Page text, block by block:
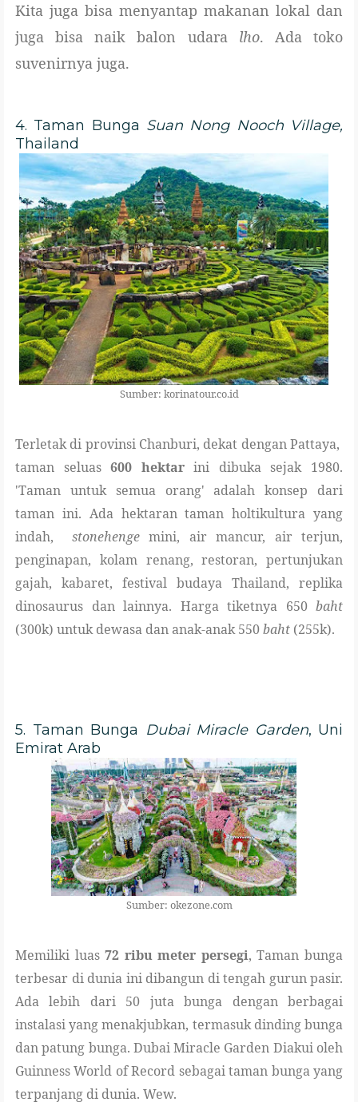
Kita juga bisa menyantap makanan lokal dan
juga bisa naik balon udara lho. Ada toko
suvenirnya juga.
4. Taman Bunga Suan Nong Nooch Village,
Thailand
Sumber: korinatour.co.id
Terletak di provinsi Chanburi, dekat dengan Pattaya,
taman seluas600 hektarini dibuka sejak 1980.
'Taman untuk semua orang' adalah konsep dari
taman ini. Ada hektaran taman holtikultura yang
indah, stonehengemini, air mancur, air terjun,
penginapan, kolam renang, restoran, pertunjukan
gajah, kabaret, festival budaya Thailand, replika
dinosaurus dan lainnya. Harga tiketnya 650 baht
(300k) untuk dewasa dan anak-anak 550baht (255k).
5. Taman Bunga Dubai Miracle Garden, Uni
Emirat Arab
Sumber: okezone.com
Memiliki luas72 ribu meter persegi, Taman bunga
terbesar di dunia ini dibangun di tengah gurun pasir.
Ada lebih dari 50 juta bunga dengan berbagai
instalasi yang menakjubkan, termasuk dinding bunga
dan patung bunga. Dubai Miracle Garden Diakui oleh
Guinness World of Record sebagai taman bunga yang
terpanjang di dunia. Wew.